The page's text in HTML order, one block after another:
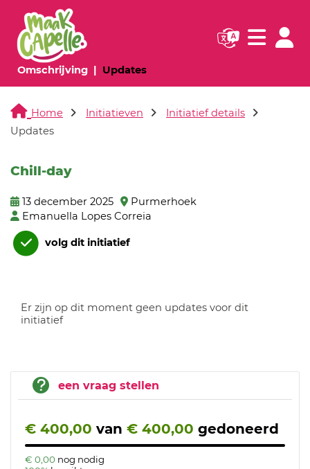
Omschrijving(huidige pagina)
Updates(huidige pagina)
Navigatie
Home Initiatieven
Initiatief details
Updates
Chill-day
13 december 2025
Purmerhoek
Emanuella Lopes Correia
volg dit initiatief
Er zijn op dit moment geen updates voor dit
initiatief
een vraag stellen
€ 400,00 van € 400,00 gedoneerd
€ 0,00 nog nodig